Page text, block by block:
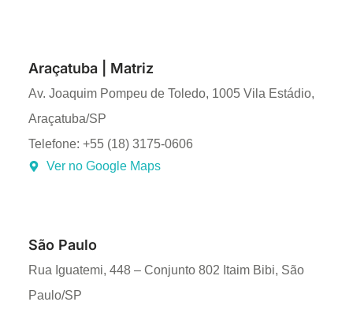
Araçatuba | Matriz
Av. Joaquim Pompeu de Toledo, 1005 Vila Estádio,
Araçatuba/SP
Telefone: +55 (18) 3175-0606
Ver no Google Maps
São Paulo
Rua Iguatemi, 448 – Conjunto 802 Itaim Bibi, São
Paulo/SP